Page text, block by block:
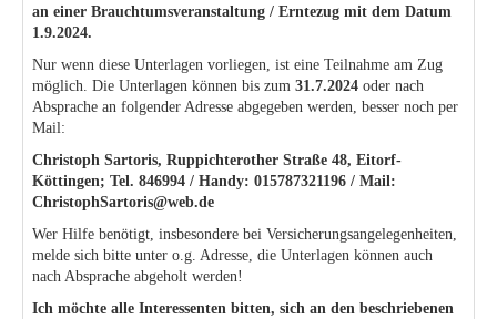
an einer Brauchtumsveranstaltung / Erntezug mit dem Datum
1.9.2024.
Nur wenn diese Unterlagen vorliegen, ist eine Teilnahme am Zug
möglich. Die Unterlagen können bis zum 31.7.2024 oder nach
Absprache an folgender Adresse abgegeben werden, besser noch per
Mail:
Christoph Sartoris, Ruppichterother Straße 48, Eitorf-
Köttingen; Tel. 846994 / Handy: 015787321196 / Mail:
ChristophSartoris@web.de
Wer Hilfe benötigt, insbesondere bei Versicherungsangelegenheiten,
melde sich bitte unter o.g. Adresse, die Unterlagen können auch
nach Absprache abgeholt werden!
Ich möchte alle Interessenten bitten, sich an den beschriebenen